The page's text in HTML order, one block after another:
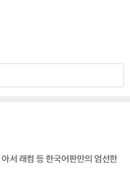
서 래컴 등 한국어판만의 엄선한